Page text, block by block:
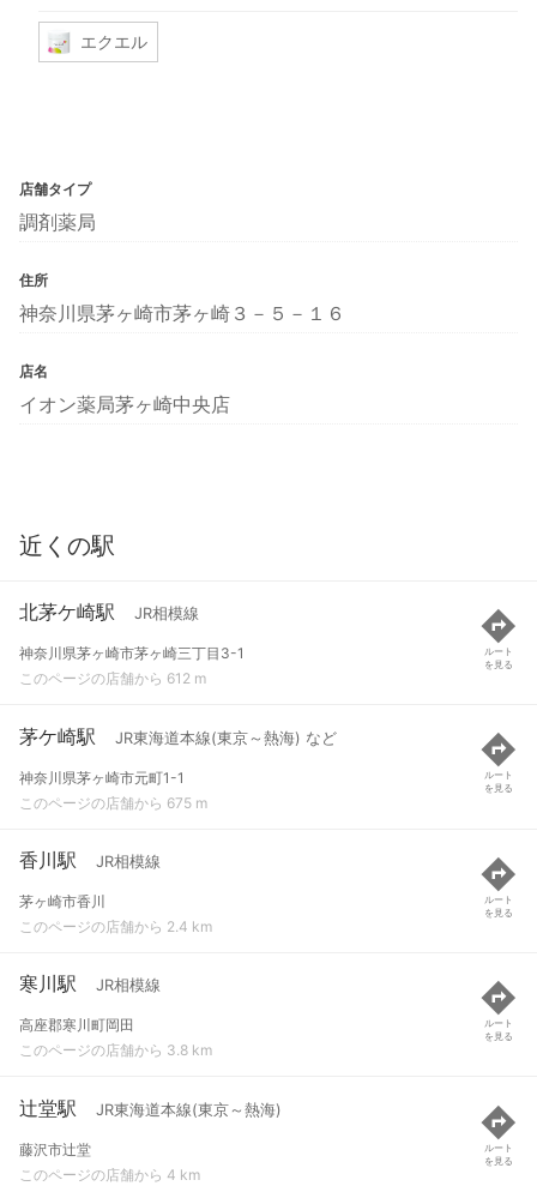
エクエル
店舗タイプ
調剤薬局
住所
神奈川県茅ヶ崎市茅ヶ崎３－５－１６
店名
イオン薬局茅ヶ崎中央店
近くの駅
北茅ケ崎駅 JR相模線
神奈川県茅ヶ崎市茅ヶ崎三丁目3-1
このページの店舗から 612 m
ルート
を見る
茅ケ崎駅 JR東海道本線(東京～熱海) など
神奈川県茅ヶ崎市元町1-1
このページの店舗から 675 m
ルート
を見る
香川駅 JR相模線
茅ヶ崎市香川
このページの店舗から 2.4 km
ルート
を見る
寒川駅 JR相模線
高座郡寒川町岡田
このページの店舗から 3.8 km
ルート
を見る
辻堂駅 JR東海道本線(東京～熱海)
藤沢市辻堂
このページの店舗から 4 km
ルート
を見る